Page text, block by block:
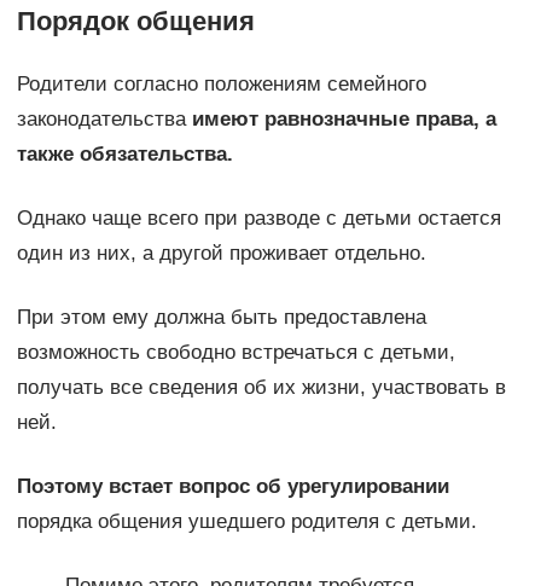
Порядок общения
Родители согласно положениям семейного
законодательства имеют равнозначные права, а
также обязательства.
Однако чаще всего при разводе с детьми остается
один из них, а другой проживает отдельно.
При этом ему должна быть предоставлена
возможность свободно встречаться с детьми,
получать все сведения об их жизни, участвовать в
ней.
Поэтому встает вопрос об урегулировании
порядка общения ушедшего родителя с детьми.